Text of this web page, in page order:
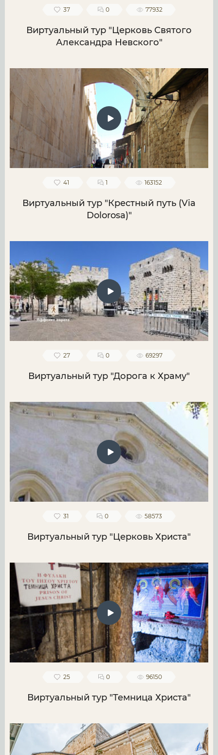
37 0 77932
Виртуальный тур "Церковь Святого
Александра Невского"
41 1 163152
Виртуальный тур "Крестный путь (Via
Dolorosa)"
27 0 69297
Виртуальный тур "Дорога к Храму"
31 0 58573
Виртуальный тур "Церковь Христа"
25 0 96150
Виртуальный тур "Темница Христа"